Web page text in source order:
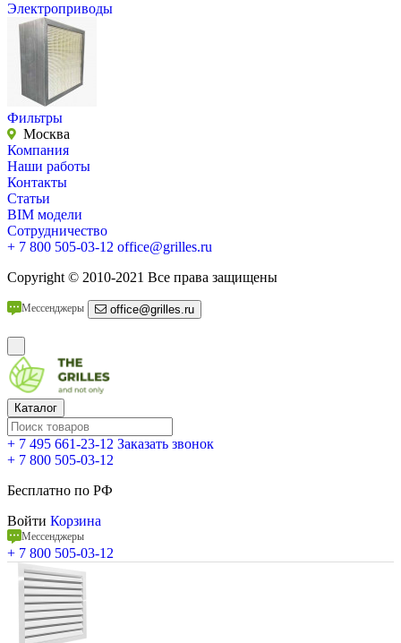
Электроприводы
Фильтры
Москва
Компания
Наши работы
Контакты
Статьи
BIM модели
Сотрудничество
+ 7 800 505-03-12 office@grilles.ru
Copyright © 2010-2021 Все права защищены
Мессенджеры office@grilles.ru
Каталог
+ 7 495 661-23-12 Заказать звонок
+ 7 800 505-03-12
Бесплатно по РФ
Войти Корзина
Мессенджеры
+ 7 800 505-03-12